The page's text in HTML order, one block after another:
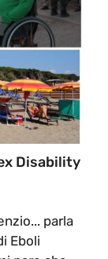
Disability
parla
Eboli